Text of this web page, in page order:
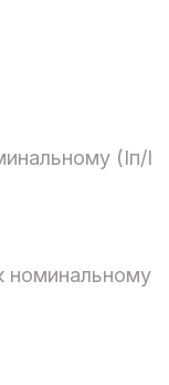
(Iп/I
номинальному